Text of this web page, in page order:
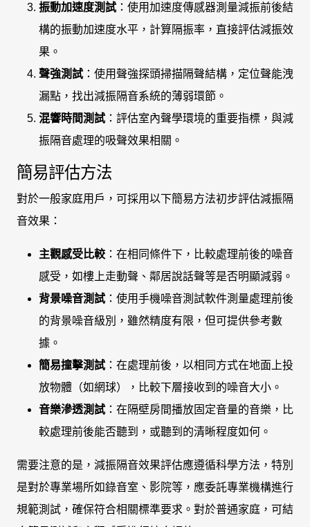
振動加速度測試：使用加速度傳感器測量減振前後結
構的振動加速度水平，計算隔振率，直接評估減振效
果。
聲強測試：使用聲強探頭掃描隔聲結構，定位聲能洩
漏點，找出減振隔音系統的薄弱環節。
混響時間測試：評估室內聲學環境的重要指標，與減
振隔音處理的吸聲效果相關。
簡易評估方法
對於一般家庭用戶，可採用以下簡易方法初步評估減振隔
音效果：
主觀感受比較 ：在相同條件下，比較處理前後的噪音
感受，如樓上走動聲、鄰居說話聲等是否明顯減弱。
背景噪音測試：使用手機噪音測試軟件測量處理前後
的背景噪音級別，雖然精度有限，但可提供參考數
據。
簡易撞擊測試：在處理前後，以相同方式在地面上投
放物體（如網球），比較下層接收到的噪音大小。
音樂滲透測試：在隔壁房間播放固定音量的音樂，比
較處理前後能否聽到，或聽到的清晰程度如何。
需要注意的是，減振隔音效果評估應遵循科學方法，特別
是對於專業場所如錄音室、影院等，應委託專業機構進行
規範測試，確保符合相關標準要求。對於普通家庭，可結